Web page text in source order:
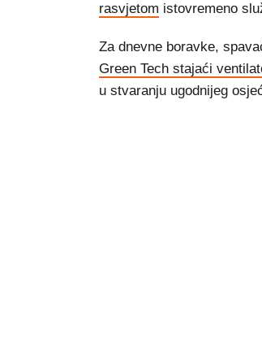
rasvjetom istovremeno
Za dnevne boravke,
Green Tech stajaći
u stvaranju ugodnijeg